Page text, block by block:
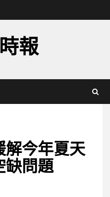
報
解今年夏天
缺問題